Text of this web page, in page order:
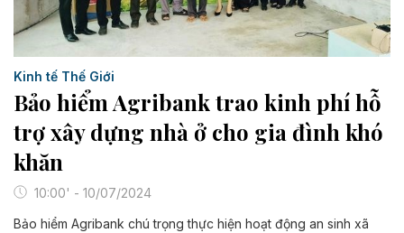
Kinh tế Thế Giới
Bảo hiểm Agribank trao kinh phí hỗ
trợ xây dựng nhà ở cho gia đình khó
khăn
10:00' - 10/07/2024
Bảo hiểm Agribank chú trọng thực hiện hoạt động an sinh xã